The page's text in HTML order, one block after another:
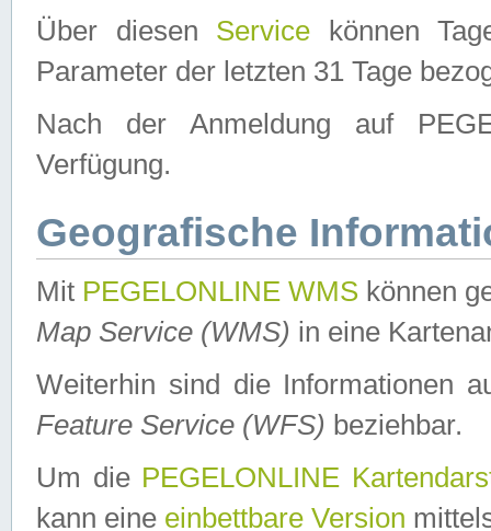
Über diesen Service können
Parameter der letzten 31 Tage
Nach der Anmeldung auf
Verfügung.
Geografische
Mit PEGELONLINE WMS können
Map Service (WMS) in eine
Weiterhin sind die Informationen
Feature Service (WFS) beziehbar.
Um die PEGELONLINE
kann eine einbettbare Version